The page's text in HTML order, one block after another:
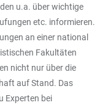
u.a. über wichtige
etc. informieren.
an einer national
Fakultäten
nicht nur über die
auf Stand. Das
Experten bei